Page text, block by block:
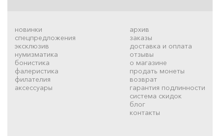
новинки
спецпредложения
эксклюзив
нумизматика
бонистика
фалеристика
филателия
аксессуары
архив
заказы
доставка и оплата
отзывы
о магазине
продать монеты
возврат
гарантия подлинности
система скидок
блог
контакты